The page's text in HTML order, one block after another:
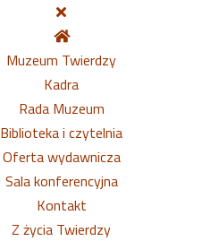
Muzeum Twierdzy
Kadra
Rada Muzeum
Biblioteka i czytelnia
Oferta wydawnicza
Sala konferencyjna
Kontakt
Z życia Twierdzy